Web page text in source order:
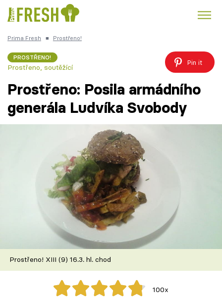
Česká kuchyně
TV Program
Škola vaření
Recepty z TV
Speciál: Cuketa
Prima Fresh ■ Prostřeno!
PROSTŘENO!
Prostřeno, soutěžící
Pin it
Prostřeno: Posila armádního
generála Ludvíka Svobody
Prostřeno! XIII (9) 16.3. hl. chod
100x